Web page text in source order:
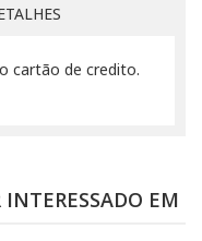
cartão de credito.
EM